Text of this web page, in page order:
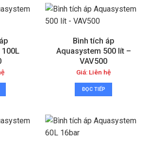
Bình tích áp
Aquasystem 500 lít –
VAV500
Giá: Liên hệ
ĐỌC TIẾP